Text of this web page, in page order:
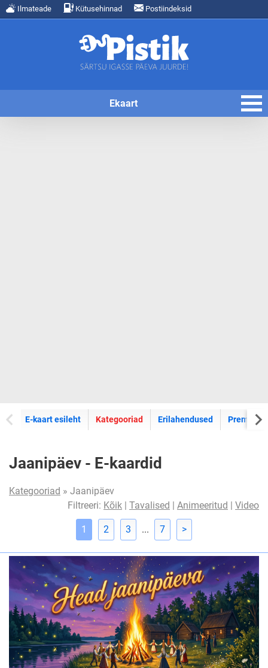
Ilmateade Kütusehinnad Postiindeksid
Ekaart
E-kaart esileht E-kaartide
Kategooriad Erilahendused Premium
Jaanipäev - E-kaardid
Kategooriad » Jaanipäev
Filtreeri: Kõik | Tavalised | Animeeritud | Video
1 2 3 ... 7 >